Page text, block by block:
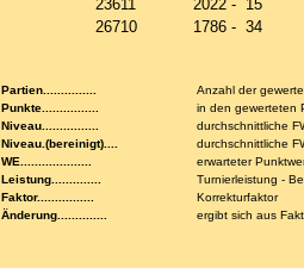
23611 2022 - 15
26710 1786 - 34
Partien...............
Anzahl der
Punkte................
in den gewerteten
Niveau................
durchschnittliche
Niveau.(bereinigt)....
durchschnittliche
WE....................
erwarteter
Leistung..............
Turnierleistung -
Faktor................
Korrekturfaktor
Änderung..............
ergibt sich aus